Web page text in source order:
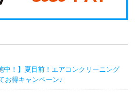
中！】夏目前！エアコンクリーニング
お得キャンペーン♪